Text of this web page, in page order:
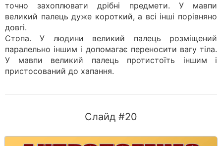
точно захоплювати дрібні предмети. У мавпи
великий палець дуже короткий, а всі інші порівняно
довгі.
Стопа. У людини великий палець розміщений
паралельно іншим і допомагає переносити вагу тіла.
У мавпи великий палець протистоїть іншим і
пристосований до хапання.
Слайд #20